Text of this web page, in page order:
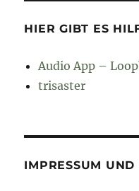
HIER GIBT ES
Audio App –
trisaster
IMPRESSUM UND